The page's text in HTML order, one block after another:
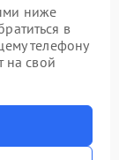
ниже
в
телефону
на свой